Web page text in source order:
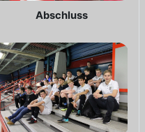
Abschluss